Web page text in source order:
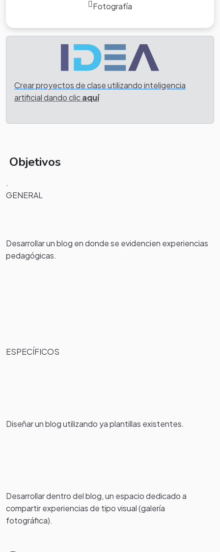
Fotografía
Crear proyectos de clase utilizando inteligencia
artificial dando clicaquí
Objetivos
.
GENERAL
Desarrollar un blog en donde se evidencien experiencias
pedagógicas.
ESPECÍFICOS
Diseñar un blog utilizando ya plantillas existentes.
Desarrollar dentro del blog, un espacio dedicado a
compartir experiencias de tipo visual (galería
fotográfica).